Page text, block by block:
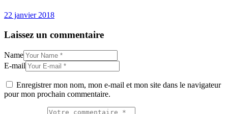
22 janvier 2018
Laissez un commentaire
Name
E-mail
Enregistrer mon nom, mon e-mail et mon site dans le navigateur
pour mon prochain commentaire.